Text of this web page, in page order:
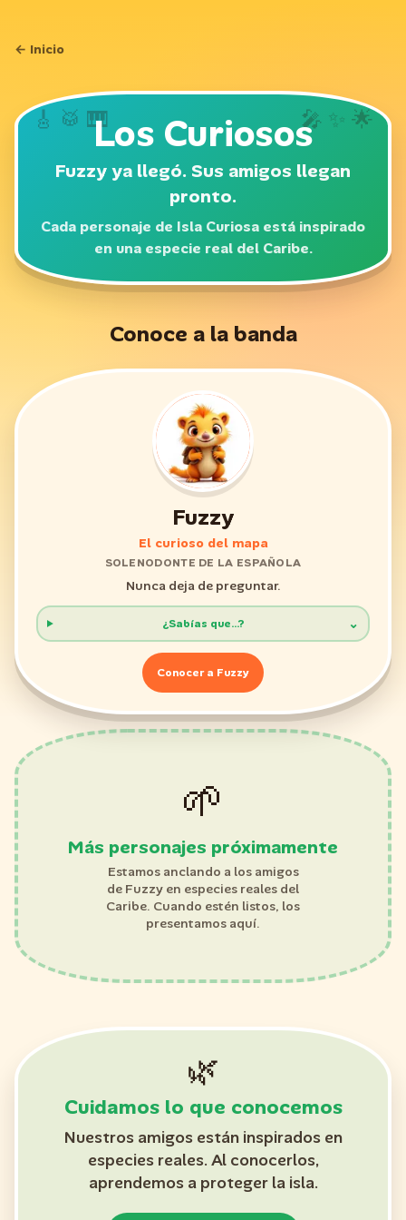
← Inicio
🎸 🥁 🎹 🎤 ✨ 🌟
Los Curiosos
Fuzzy ya llegó. Sus amigos llegan
pronto.
Cada personaje de Isla Curiosa está inspirado
en una especie real del Caribe.
Conoce a la banda
Fuzzy
El curioso del mapa
SOLENODONTE DE LA ESPAÑOLA
Nunca deja de preguntar.
¿Sabías que...? ⌄
Conocer a Fuzzy
🌱
Más personajes próximamente
Estamos anclando a los amigos
de Fuzzy en especies reales del
Caribe. Cuando estén listos, los
presentamos aquí.
🌿
Cuidamos lo que conocemos
Nuestros amigos están inspirados en
especies reales. Al conocerlos,
aprendemos a proteger la isla.